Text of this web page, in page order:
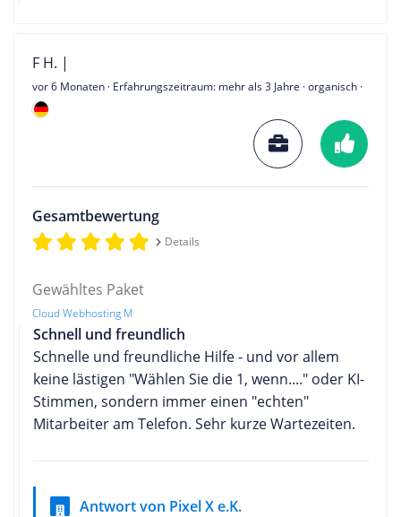
F H. |
vor 6 Monaten · Erfahrungszeitraum: mehr als 3 Jahre · organisch ·
Gesamtbewertung
Details
Gewähltes Paket
Cloud Webhosting M
Schnell und freundlich
Schnelle und freundliche Hilfe - und vor allem
keine lästigen "Wählen Sie die 1, wenn...." oder KI-
Stimmen, sondern immer einen "echten"
Mitarbeiter am Telefon. Sehr kurze Wartezeiten.
Antwort von Pixel X e.K.